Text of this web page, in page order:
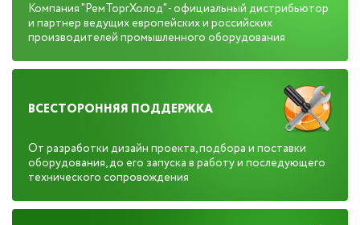
Компания "РемТоргХолод" - официальный дистрибьютор
и партнер ведущих европейских и российских
производителей промышленного оборудования
ВСЕСТОРОННЯЯ ПОДДЕРЖКА
От разработки дизайн проекта, подбора и поставки
оборудования, до его запуска в работу и последующего
технического сопровождения